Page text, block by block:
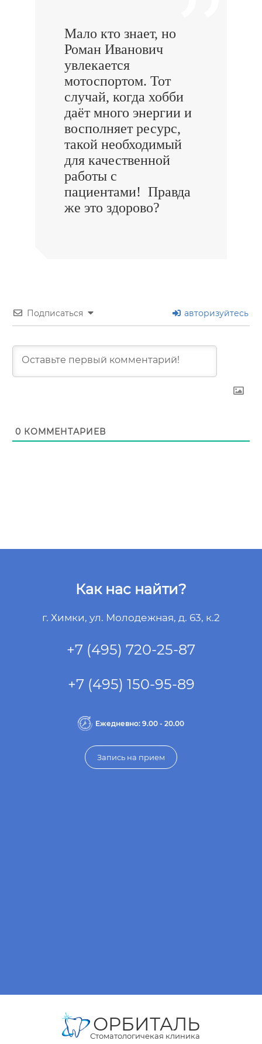
Мало кто знает, но
Роман Иванович
увлекается
мотоспортом. Тот
случай, когда хобби
даёт много энергии и
восполняет ресурс,
такой необходимый
для качественной
работы с
пациентами! Правда
же это здорово?
Подписаться авторизуйтесь
0 КОММЕНТАРИЕВ
Как нас найти?
г. Химки, ул. Молодежная, д. 63, к.2
+7 (495) 720-25-87
+7 (495) 150-95-89
Ежедневно: 9.00 - 20.00
Запись на прием
ОРБИТАЛЬ
Стоматологичекая клиника